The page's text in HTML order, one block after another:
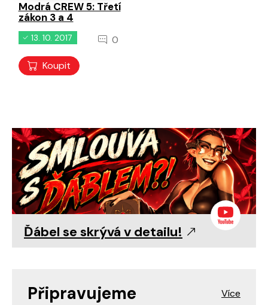
Modrá CREW 5: Třetí
zákon 3 a 4
13. 10. 2017 0
Koupit
Ďábel se skrývá v detailu!
Připravujeme